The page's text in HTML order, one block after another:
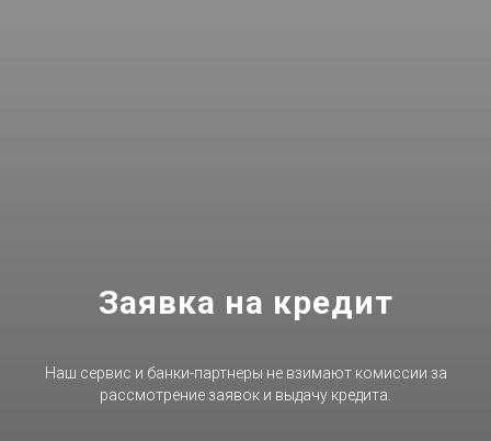
Заявка на кредит
Наш сервис и банки-партнеры не взимают комиссии за
рассмотрение заявок и выдачу кредита.